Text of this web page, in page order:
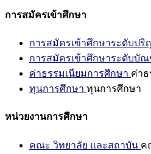
การสมัครเข้าศึกษา
การสมัครเข้าศึกษาระดับป
การสมัครเข้าศึกษาระดับบั
ค่าธรรมเนียมการศึกษา ค่าธ
ทุนการศึกษา ทุนการศึกษา
หน่วยงานการศึกษา
คณะ วิทยาลัย และสถาบัน ค